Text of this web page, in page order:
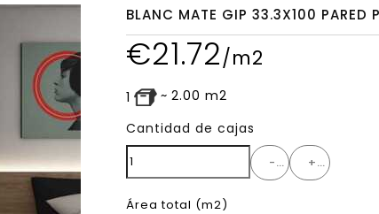
BLANC MATE GIP 33.3X100 PARED
€21.72/m2
1 ~ 2.00 m2
Cantidad de cajas
- +
Área total (m2)